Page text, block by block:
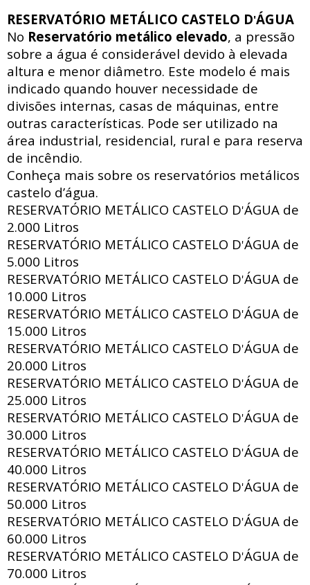
RESERVATÓRIO METÁLICO CASTELO D'ÁGUA
No Reservatório metálico elevado, a pressão
sobre a água é considerável devido à elevada
altura e menor diâmetro. Este modelo é mais
indicado quando houver necessidade de
divisões internas, casas de máquinas, entre
outras características. Pode ser utilizado na
área industrial, residencial, rural e para reserva
de incêndio.
Conheça mais sobre os reservatórios metálicos
castelo d’água.
RESERVATÓRIO METÁLICO CASTELO D'ÁGUA de
2.000 Litros
RESERVATÓRIO METÁLICO CASTELO D'ÁGUA de
5.000 Litros
RESERVATÓRIO METÁLICO CASTELO D'ÁGUA de
10.000 Litros
RESERVATÓRIO METÁLICO CASTELO D'ÁGUA de
15.000 Litros
RESERVATÓRIO METÁLICO CASTELO D'ÁGUA de
20.000 Litros
RESERVATÓRIO METÁLICO CASTELO D'ÁGUA de
25.000 Litros
RESERVATÓRIO METÁLICO CASTELO D'ÁGUA de
30.000 Litros
RESERVATÓRIO METÁLICO CASTELO D'ÁGUA de
40.000 Litros
RESERVATÓRIO METÁLICO CASTELO D'ÁGUA de
50.000 Litros
RESERVATÓRIO METÁLICO CASTELO D'ÁGUA de
60.000 Litros
RESERVATÓRIO METÁLICO CASTELO D'ÁGUA de
70.000 Litros